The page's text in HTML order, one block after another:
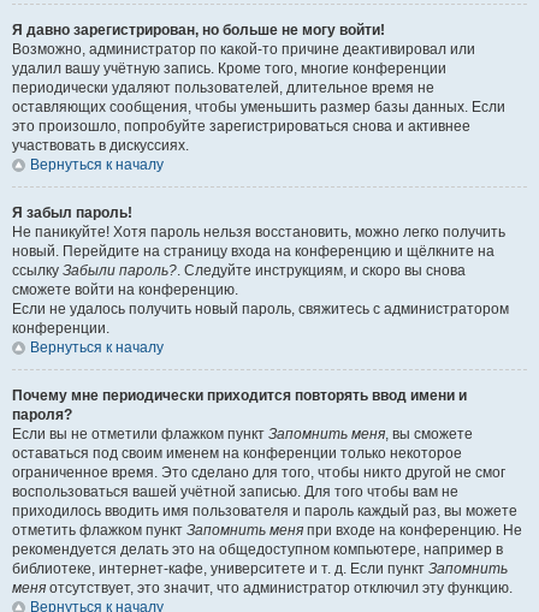
Я давно зарегистрирован, но больше не могу войти!
Возможно, администратор по какой-то причине деактивировал или
удалил вашу учётную запись. Кроме того, многие конференции
периодически удаляют пользователей, длительное время не
оставляющих сообщения, чтобы уменьшить размер базы данных. Если
это произошло, попробуйте зарегистрироваться снова и активнее
участвовать в дискуссиях.
Вернуться к началу
Я забыл пароль!
Не паникуйте! Хотя пароль нельзя восстановить, можно легко получить
новый. Перейдите на страницу входа на конференцию и щёлкните на
ссылку Забыли пароль?. Следуйте инструкциям, и скоро вы снова
сможете войти на конференцию.
Если не удалось получить новый пароль, свяжитесь с администратором
конференции.
Вернуться к началу
Почему мне периодически приходится повторять ввод имени и
пароля?
Если вы не отметили флажком пункт Запомнить меня, вы сможете
оставаться под своим именем на конференции только некоторое
ограниченное время. Это сделано для того, чтобы никто другой не смог
воспользоваться вашей учётной записью. Для того чтобы вам не
приходилось вводить имя пользователя и пароль каждый раз, вы можете
отметить флажком пункт Запомнить меня при входе на конференцию. Не
рекомендуется делать это на общедоступном компьютере, например в
библиотеке, интернет-кафе, университете и т. д. Если пункт Запомнить
меня отсутствует, это значит, что администратор отключил эту функцию.
Вернуться к началу